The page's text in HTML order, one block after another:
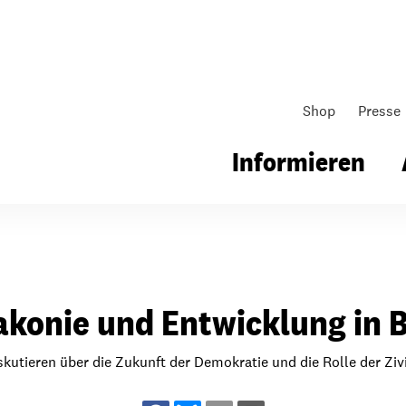
Shop Presse
Informieren
Wo wir arbeiten
Wie wir arbeiten
für Schule & Jugend
für Schule & Jugend
Kollekten
Gemeindematerial
und Entwicklung in
über die Zukunft der Demokratie und die Rolle der